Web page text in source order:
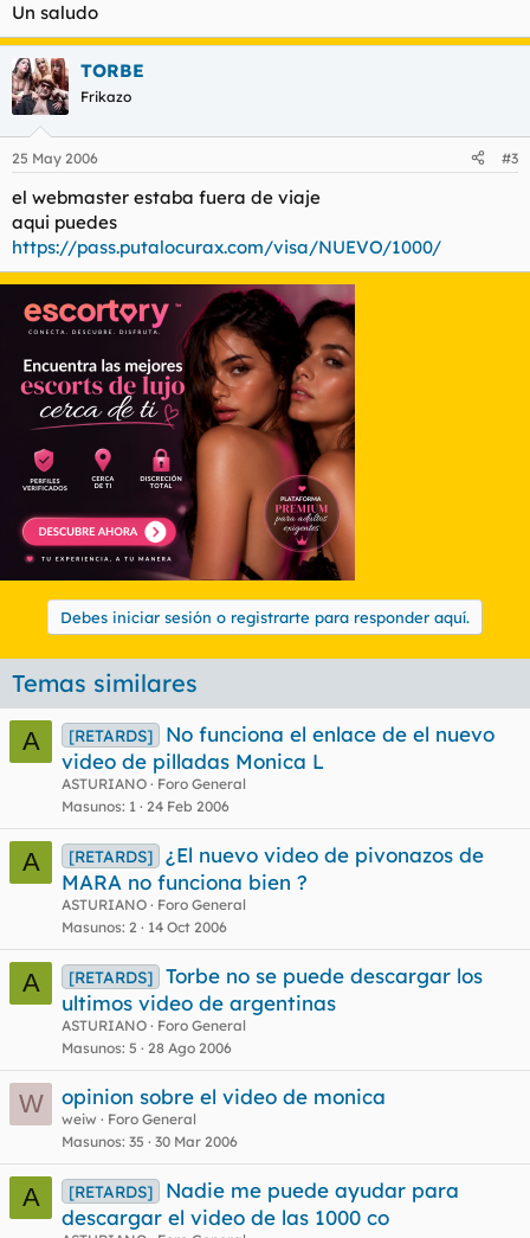
Un saludo
TORBE
Frikazo
25 May 2006 #3
el webmaster estaba fuera de viaje
aqui puedes
https://pass.putalocurax.com/visa/NUEVO/1000/
Debes iniciar sesión o registrarte para responder aquí.
Temas similares
A
[RETARDS]
No funciona el enlace de el nuevo
video de pilladas Monica L
ASTURIANO
Foro General
Masunos 1 24 Feb 2006
A [RETARDS]
¿El nuevo video de pivonazos de
MARA no funciona bien ?
ASTURIANO
Foro General
Masunos 2 14 Oct 2006
A [RETARDS]
Torbe no se puede descargar los
ultimos video de argentinas
ASTURIANO
Foro General
Masunos 5 28 Ago 2006
W opinion sobre el video de monica
weiw
Foro General
Masunos 35 30 Mar 2006
A [RETARDS]
Nadie me puede ayudar para
descargar el video de las 1000 co